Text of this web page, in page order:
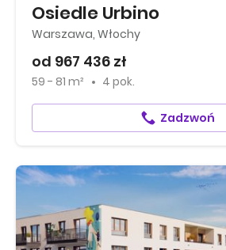
Osiedle Urbino
Warszawa, Włochy
od 967 436 zł
59 - 81 m² 4 pok.
Zadzwoń